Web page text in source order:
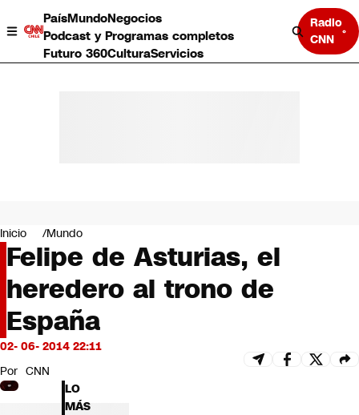
PaísMundoNegocios
Podcast y Programas completos
Futuro 360CulturaServicios
Radio
CNN
Negocios
Deportes
Programas completos
Cultura
Servicios
Bits
CNN Data
CNN tiempo
Futuro 360
Opinión
Inicio Mundo
Felipe de Asturias, el
heredero al trono de
España
02- 06- 2014 22:11
Por CNN
LO
MÁS